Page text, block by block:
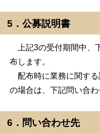
5．公募説明書
上記3の受付期間中、
布します。
配布時に業務に関する
の場合は、下記問い合
6．問い合わせ先